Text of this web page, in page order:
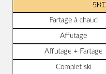
SKI
Fartage à chaud
Affutage
Affutage + Fartage
Complet ski